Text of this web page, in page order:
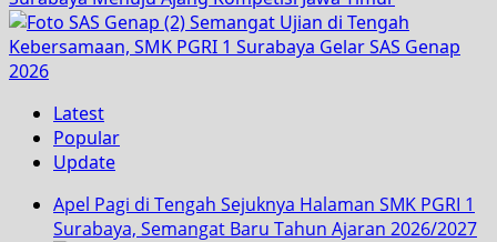
Semangat Ujian di Tengah
Kebersamaan, SMK PGRI 1 Surabaya Gelar SAS Genap
2026
Latest
Popular
Update
Apel Pagi di Tengah Sejuknya Halaman SMK PGRI 1
Surabaya, Semangat Baru Tahun Ajaran 2026/2027